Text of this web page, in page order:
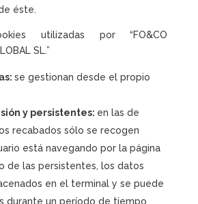
éste.
utilizadas por “FO&CO
SL.”
se gestionan desde el propio
y persistentes: en las de
recabados sólo se recogen
está navegando por la página
de las persistentes, los datos
en el terminal y se puede
durante un período de tiempo